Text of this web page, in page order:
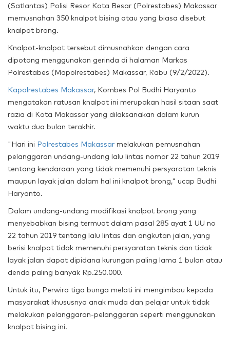
(Satlantas) Polisi Resor Kota Besar (Polrestabes) Makassar
memusnahan 350 knalpot bising atau yang biasa disebut
knalpot brong.
Knalpot-knalpot tersebut dimusnahkan dengan cara
dipotong menggunakan gerinda di halaman Markas
Polrestabes (Mapolrestabes) Makassar, Rabu (9/2/2022).
Kapolrestabes Makassar, Kombes Pol Budhi Haryanto
mengatakan ratusan knalpot ini merupakan hasil sitaan saat
razia di Kota Makassar yang dilaksanakan dalam kurun
waktu dua bulan terakhir.
"Hari ini Polrestabes Makassar melakukan pemusnahan
pelanggaran undang-undang lalu lintas nomor 22 tahun 2019
tentang kendaraan yang tidak memenuhi persyaratan teknis
maupun layak jalan dalam hal ini knalpot brong," ucap Budhi
Haryanto.
Dalam undang-undang modifikasi knalpot brong yang
menyebabkan bising termuat dalam pasal 285 ayat 1 UU no
22 tahun 2019 tentang lalu lintas dan angkutan jalan, yang
berisi knalpot tidak memenuhi persyaratan teknis dan tidak
layak jalan dapat dipidana kurungan paling lama 1 bulan atau
denda paling banyak Rp.250.000.
Untuk itu, Perwira tiga bunga melati ini mengimbau kepada
masyarakat khususnya anak muda dan pelajar untuk tidak
melakukan pelanggaran-pelanggaran seperti menggunakan
knalpot bising ini.